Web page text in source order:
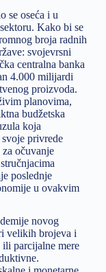
se oseća i u
Kako bi se
broja radnih
svojevrsni
centralna banka
4.000 milijardi
proizvoda.
planovima,
budžetska
koja
privrede
očuvanje
poslednje
u ovakvim
novog
velikih brojeva i
parcijalne mere